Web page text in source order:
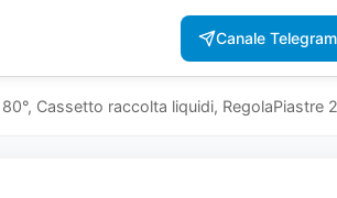
Canale
Cassetto raccolta liquidi, RegolaPiastre